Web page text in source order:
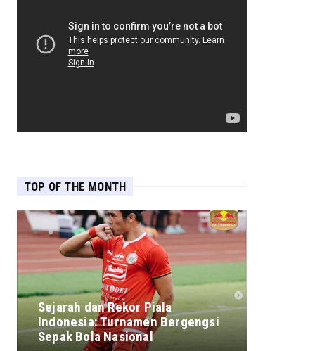
TOP OF THE MONTH
Sejarah dan Rekor Piala
Indonesia: Turnamen Bergengsi
Sepak Bola Nasional